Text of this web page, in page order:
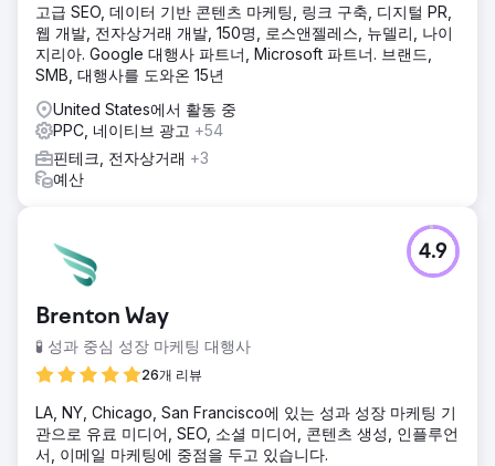
고급 SEO, 데이터 기반 콘텐츠 마케팅, 링크 구축, 디지털 PR,
웹 개발, 전자상거래 개발, 150명, 로스앤젤레스, 뉴델리, 나이
지리아. Google 대행사 파트너, Microsoft 파트너. 브랜드,
SMB, 대행사를 도와온 15년
United States에서 활동 중
PPC, 네이티브 광고 +54
핀테크, 전자상거래 +3
예산
Brenton Way
🧪 성과 중심 성장 마케팅 대행사
26개 리뷰
4.9
LA, NY, Chicago, San Francisco에 있는 성과 성장 마케팅 기
관으로 유료 미디어, SEO, 소셜 미디어, 콘텐츠 생성, 인플루언
서, 이메일 마케팅에 중점을 두고 있습니다.